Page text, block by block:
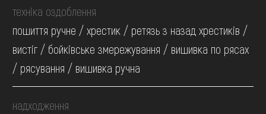
техніка оздоблення
пошиття ручне / хрестик / ретязь з назад хрестиків /
вистіг / бойківське змережування / вишивка по рясах
/ рясування / вишивка ручна
надходження